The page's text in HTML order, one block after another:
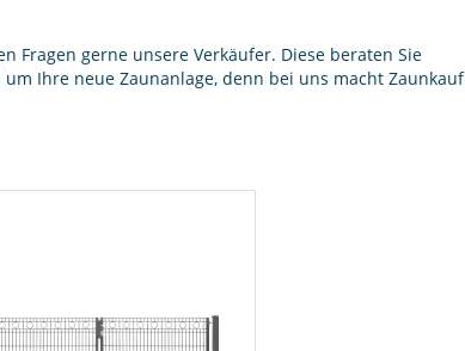
Fragen gerne unsere Verkäufer. Diese beraten Sie
Ihre neue Zaunanlage, denn bei uns macht Zaunkauf